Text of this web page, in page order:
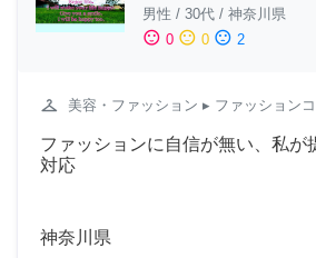
男性 / 30代 / 神奈川県
sentiment_satisfied 0 sentiment_neutral 0 sentiment_dissatisfied 2
checkroom 美容・ファッション ▸ ファッション
ファッションに自信が無い、私
対応
神奈川県